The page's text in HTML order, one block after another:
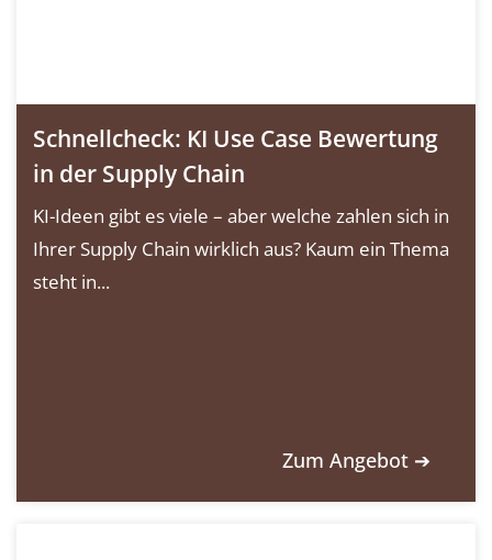
Schnellcheck: KI Use Case Bewertung
in der Supply Chain
KI-Ideen gibt es viele – aber welche zahlen sich in
Ihrer Supply Chain wirklich aus? Kaum ein Thema
steht in...
Zum Angebot ➔